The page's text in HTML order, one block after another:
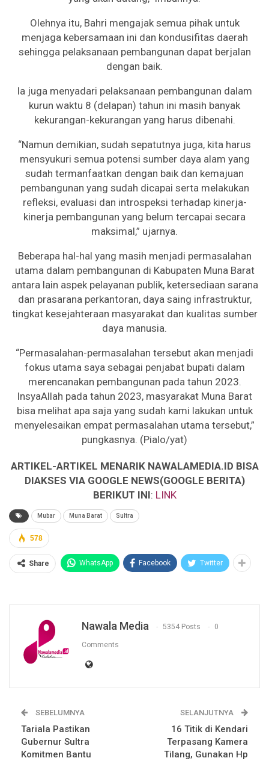
Olehnya itu, Bahri mengajak semua pihak untuk
menjaga kebersamaan ini dan kondusifitas daerah
sehingga pelaksanaan pembangunan dapat berjalan
dengan baik.
Ia juga menyadari pelaksanaan pembangunan dalam
kurun waktu 8 (delapan) tahun ini masih banyak
kekurangan-kekurangan yang harus dibenahi.
“Namun demikian, sudah sepatutnya juga, kita harus
mensyukuri semua potensi sumber daya alam yang
sudah termanfaatkan dengan baik dan kemajuan
pembangunan yang sudah dicapai serta melakukan
refleksi, evaluasi dan introspeksi terhadap kinerja-
kinerja pembangunan yang belum tercapai secara
maksimal,” ujarnya.
Beberapa hal-hal yang masih menjadi permasalahan
utama dalam pembangunan di Kabupaten Muna Barat
antara lain aspek pelayanan publik, ketersediaan sarana
dan prasarana perkantoran, daya saing infrastruktur,
tingkat kesejahteraan masyarakat dan kualitas sumber
daya manusia.
“Permasalahan-permasalahan tersebut akan menjadi
fokus utama saya sebagai penjabat bupati dalam
merencanakan pembangunan pada tahun 2023.
InsyaAllah pada tahun 2023, masyarakat Muna Barat
bisa melihat apa saja yang sudah kami lakukan untuk
menyelesaikan empat permasalahan utama tersebut,”
pungkasnya. (Pialo/yat)
ARTIKEL-ARTIKEL MENARIK NAWALAMEDIA.ID BISA
DIAKSES VIA GOOGLE NEWS(GOOGLE BERITA)
BERIKUT INI: LINK
Mubar Muna Barat Sultra
578
Share WhatsApp Facebook Twitter
Nawala Media 5354 Posts 0
Comments
SEBELUMNYA
Tariala Pastikan
Gubernur Sultra
Komitmen Bantu
SELANJUTNYA
16 Titik di Kendari
Terpasang Kamera
Tilang, Gunakan Hp